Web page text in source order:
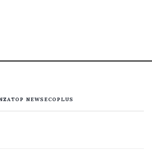
TOP NEWS ECOPLUS